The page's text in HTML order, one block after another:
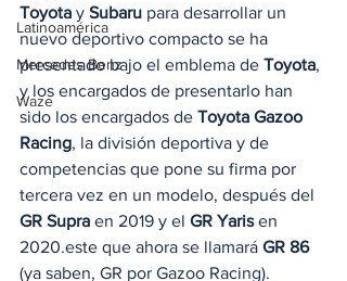
Latinoamérica
Mercedes Benz
Waze
Toyota y Subaru para desarrollar un
nuevo deportivo compacto se ha
presentado bajo el emblema de Toyota,
y los encargados de presentarlo han
sido los encargados de Toyota Gazoo
Racing, la división deportiva y de
competencias que pone su firma por
tercera vez en un modelo, después del
GR Supra en 2019 y el GR Yaris en
2020.este que ahora se llamará GR 86
(ya saben, GR por Gazoo Racing).